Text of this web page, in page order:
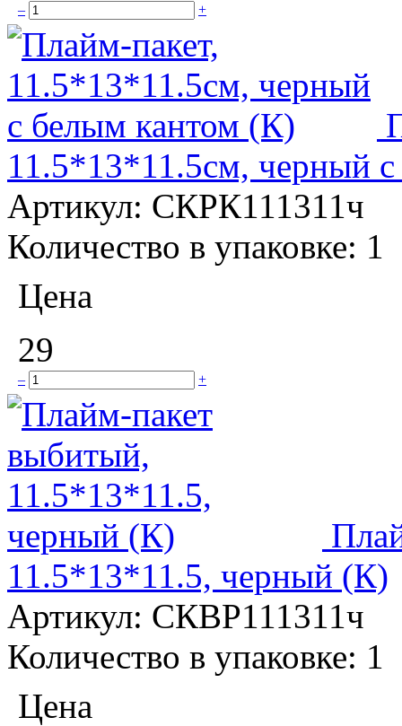
– +
11.5*13*11.5см, черный
Артикул: СКРК111311ч
Количество в упаковке: 1
Цена
29
– +
11.5*13*11.5, черный (К)
Артикул: СКВР111311ч
Количество в упаковке: 1
Цена